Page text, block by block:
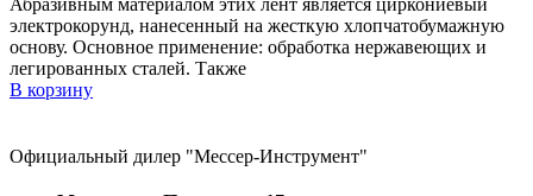
Абразивным материалом этих лент является циркониевый
электрокорунд, нанесенный на жесткую хлопчатобумажную
основу. Основное применение: обработка нержавеющих и
легированных сталей. Также
В корзину
Официальный дилер "Мессер-Инструмент"